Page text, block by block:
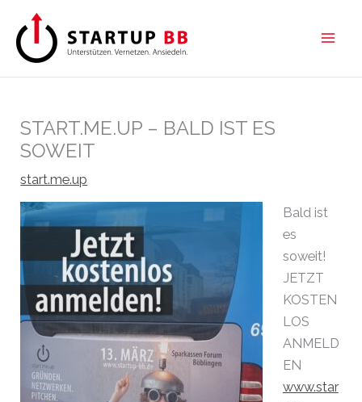
Inhalt
springen
START.ME.UP – BALD IST ES
SOWEIT
start.me.up
Bald ist
es
soweit!
JETZT
KOSTEN
LOS
ANMELD
EN
www.star